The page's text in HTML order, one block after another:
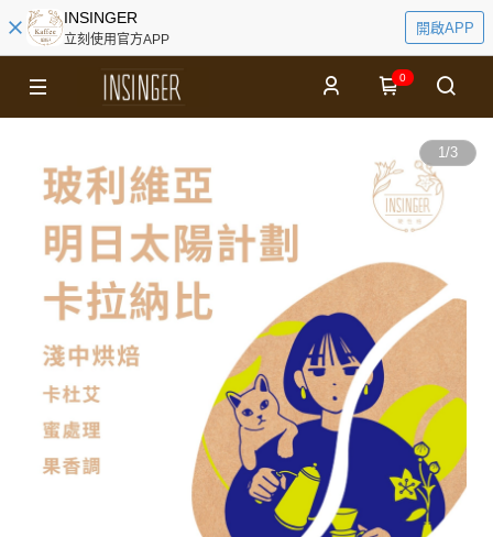
INSINGER
立刻使用官方APP
開啟APP
0
1/3